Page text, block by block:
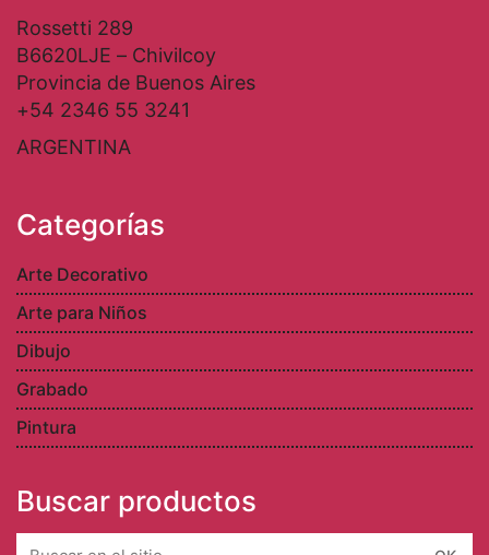
Rossetti 289
B6620LJE – Chivilcoy
Provincia de Buenos Aires
+54 2346 55 3241
ARGENTINA
Categorías
Arte Decorativo
Arte para Niños
Dibujo
Grabado
Pintura
Buscar productos